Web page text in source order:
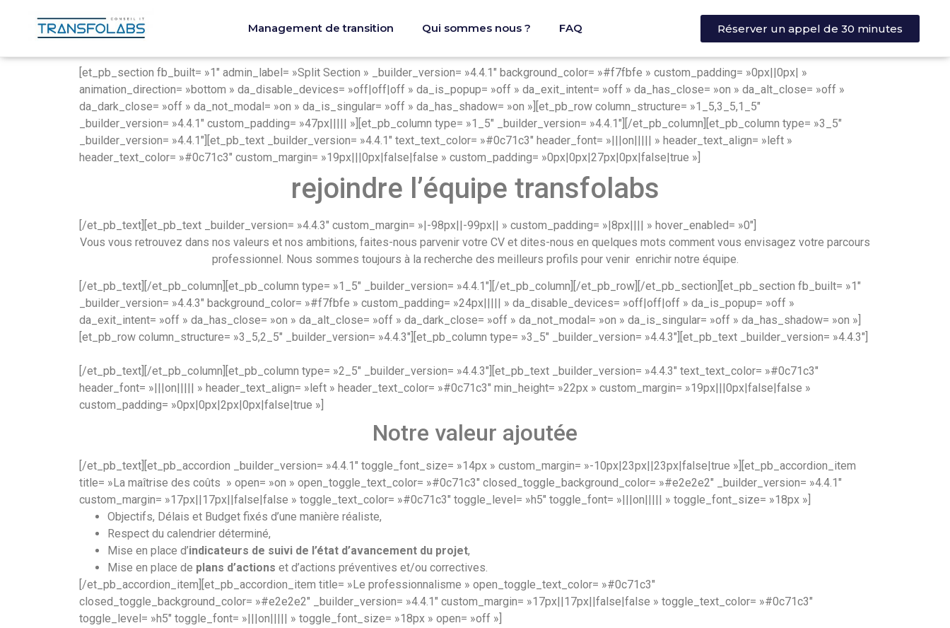
Management de transition Qui sommes nous ? FAQ Réserver un appel de 30 minutes
[et_pb_section fb_built= »1″ admin_label= »Split Section » _builder_version= »4.4.1″ background_color= »#f7fbfe » custom_padding= »0px||0px| »
animation_direction= »bottom » da_disable_devices= »off|off|off » da_is_popup= »off » da_exit_intent= »off » da_has_close= »on » da_alt_close= »off »
da_dark_close= »off » da_not_modal= »on » da_is_singular= »off » da_has_shadow= »on »][et_pb_row column_structure= »1_5,3_5,1_5″
_builder_version= »4.4.1″ custom_padding= »47px||||| »][et_pb_column type= »1_5″ _builder_version= »4.4.1″][/et_pb_column][et_pb_column type= »3_5″
_builder_version= »4.4.1″][et_pb_text _builder_version= »4.4.1″ text_text_color= »#0c71c3″ header_font= »|||on||||| » header_text_align= »left »
header_text_color= »#0c71c3″ custom_margin= »19px|||0px|false|false » custom_padding= »0px|0px|27px|0px|false|true »]
rejoindre l’équipe transfolabs
[/et_pb_text][et_pb_text _builder_version= »4.4.3″ custom_margin= »|-98px||-99px|| » custom_padding= »|8px|||| » hover_enabled= »0″]
Vous vous retrouvez dans nos valeurs et nos ambitions, faites-nous parvenir votre CV et dites-nous en quelques mots comment vous envisagez votre parcours
professionnel. Nous sommes toujours à la recherche des meilleurs profils pour venir enrichir notre équipe.
[/et_pb_text][/et_pb_column][et_pb_column type= »1_5″ _builder_version= »4.4.1″][/et_pb_column][/et_pb_row][/et_pb_section][et_pb_section fb_built= »1″
_builder_version= »4.4.3″ background_color= »#f7fbfe » custom_padding= »24px||||| » da_disable_devices= »off|off|off » da_is_popup= »off »
da_exit_intent= »off » da_has_close= »on » da_alt_close= »off » da_dark_close= »off » da_not_modal= »on » da_is_singular= »off » da_has_shadow= »on »]
[et_pb_row column_structure= »3_5,2_5″ _builder_version= »4.4.3″][et_pb_column type= »3_5″ _builder_version= »4.4.3″][et_pb_text _builder_version= »4.4.3″]
[/et_pb_text][/et_pb_column][et_pb_column type= »2_5″ _builder_version= »4.4.3″][et_pb_text _builder_version= »4.4.3″ text_text_color= »#0c71c3″
header_font= »|||on||||| » header_text_align= »left » header_text_color= »#0c71c3″ min_height= »22px » custom_margin= »19px|||0px|false|false »
custom_padding= »0px|0px|2px|0px|false|true »]
Notre valeur ajoutée
[/et_pb_text][et_pb_accordion _builder_version= »4.4.1″ toggle_font_size= »14px » custom_margin= »-10px|23px||23px|false|true »][et_pb_accordion_item
title= »La maîtrise des coûts » open= »on » open_toggle_text_color= »#0c71c3″ closed_toggle_background_color= »#e2e2e2″ _builder_version= »4.4.1″
custom_margin= »17px||17px||false|false » toggle_text_color= »#0c71c3″ toggle_level= »h5″ toggle_font= »|||on||||| » toggle_font_size= »18px »]
Objectifs, Délais et Budget fixés d’une manière réaliste,
Respect du calendrier déterminé,
Mise en place d’indicateurs de suivi de l’état d’avancement du projet,
Mise en place de plans d’actions et d’actions préventives et/ou correctives.
[/et_pb_accordion_item][et_pb_accordion_item title= »Le professionnalisme » open_toggle_text_color= »#0c71c3″
closed_toggle_background_color= »#e2e2e2″ _builder_version= »4.4.1″ custom_margin= »17px||17px||false|false » toggle_text_color= »#0c71c3″
toggle_level= »h5″ toggle_font= »|||on||||| » toggle_font_size= »18px » open= »off »]